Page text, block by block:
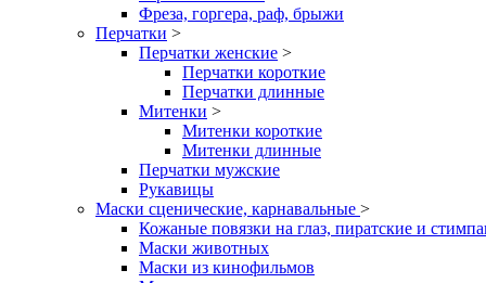
Фреза, горгера, раф, брыжи
Перчатки >
Перчатки женские >
Перчатки короткие
Перчатки длинные
Митенки >
Митенки короткие
Митенки длинные
Перчатки мужские
Рукавицы
Маски сценические, карнавальные >
Кожаные повязки на глаз, пиратские и
Маски животных
Маски из кинофильмов